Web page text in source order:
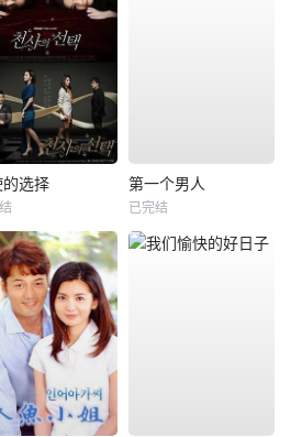
的选择 第一个男人
已完结